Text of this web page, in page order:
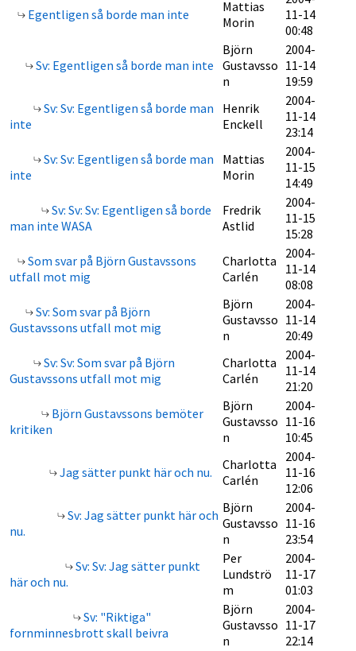
Egentligen så borde man inte
Mattias
Morin
11-14
00:48
Sv: Egentligen så borde man inte
Björn
Gustavsso
n
2004-
11-14
19:59
Sv: Sv: Egentligen så borde man
inte
Henrik
Enckell
2004-
11-14
23:14
Sv: Sv: Egentligen så borde man
inte
Mattias
Morin
2004-
11-15
14:49
Sv: Sv: Sv: Egentligen så borde
man inte WASA
Fredrik
Astlid
2004-
11-15
15:28
Som svar på Björn Gustavssons
utfall mot mig
Charlotta
Carlén
2004-
11-14
08:08
Sv: Som svar på Björn
Gustavssons utfall mot mig
Björn
Gustavsso
n
2004-
11-14
20:49
Sv: Sv: Som svar på Björn
Gustavssons utfall mot mig
Charlotta
Carlén
2004-
11-14
21:20
Björn Gustavssons bemöter
kritiken
Björn
Gustavsso
n
2004-
11-16
10:45
Jag sätter punkt här och nu.
Charlotta
Carlén
2004-
11-16
12:06
Sv: Jag sätter punkt här och
nu.
Björn
Gustavsso
n
2004-
11-16
23:54
Sv: Sv: Jag sätter punkt
här och nu.
Per
Lundströ
m
2004-
11-17
01:03
Sv: "Riktiga"
fornminnesbrott skall beivra
Björn
Gustavsso
n
2004-
11-17
22:14